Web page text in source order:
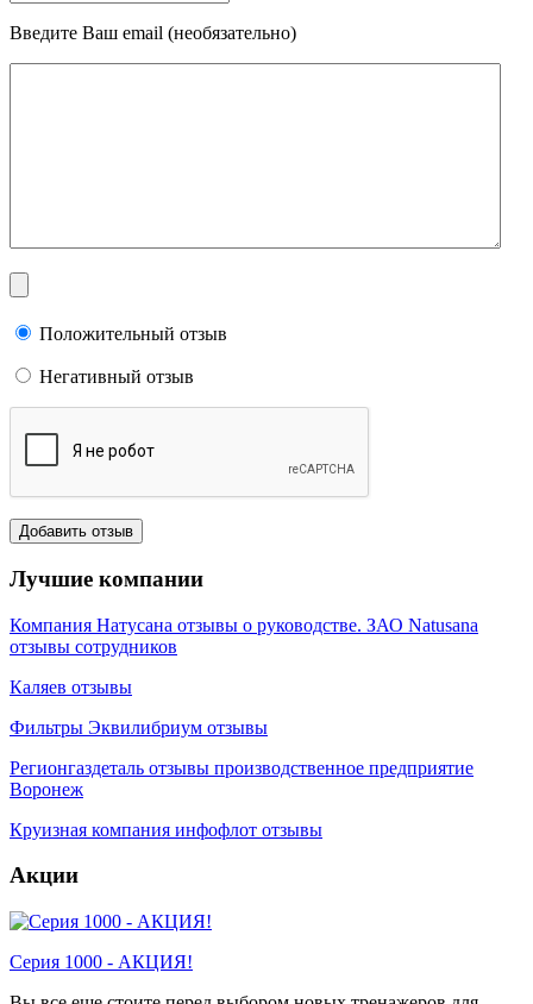
Введите Ваш email (необязательно)
Положительный отзыв
Негативный отзыв
Лучшие компании
Компания Натусана отзывы о руководстве. ЗАО Natusana
отзывы сотрудников
Каляев отзывы
Фильтры Эквилибриум отзывы
Регионгаздеталь отзывы производственное предприятие
Воронеж
Круизная компания инфофлот отзывы
Акции
Серия 1000 - АКЦИЯ!